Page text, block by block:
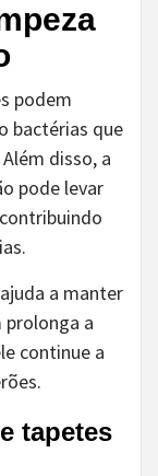
podem
bactérias que
disso, a
pode levar
a manter
a
continue a
tapetes